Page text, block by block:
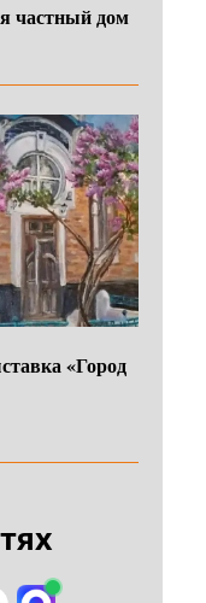
частный дом
«Город